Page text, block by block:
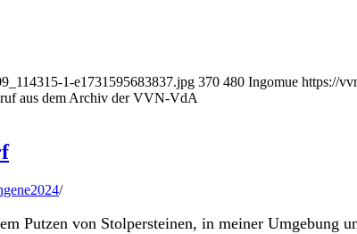
1-e1731595683837.jpg 370 480 Ingomue https://
aus dem Archiv der VVN-VdA
/
Putzen von Stolpersteinen, in meiner Umgebung